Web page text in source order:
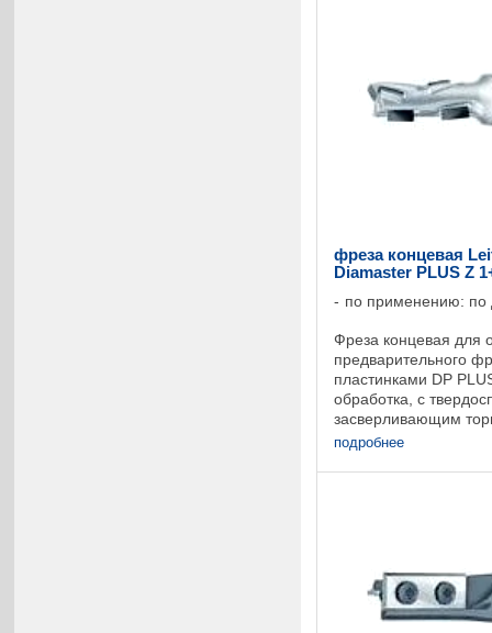
фреза концевая
Diamaster PLUS Z
по применению: по
Фреза концевая для
предварительного
пластинками DP
обработка, с
засверливающим
кромки с
подробнее